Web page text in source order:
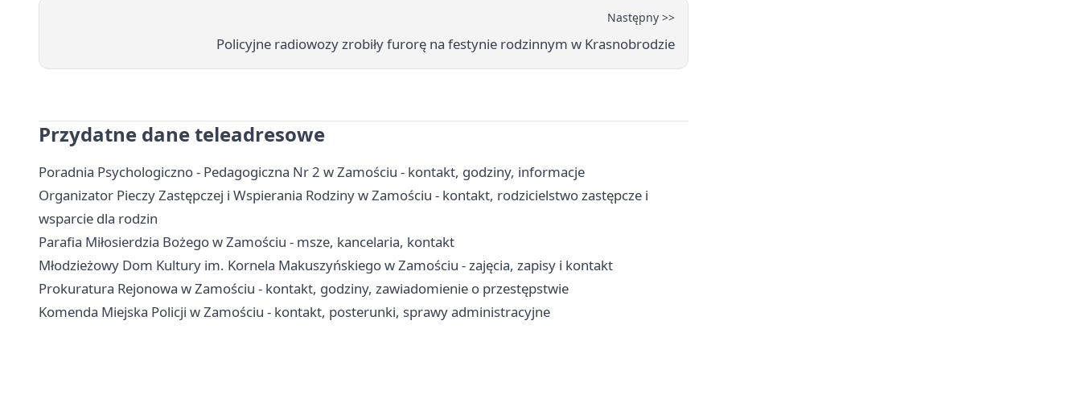
Następny >>
Policyjne radiowozy zrobiły furorę na festynie rodzinnym w Krasnobrodzie
Przydatne dane teleadresowe
Poradnia Psychologiczno - Pedagogiczna Nr 2 w Zamościu - kontakt, godziny, informacje
Organizator Pieczy Zastępczej i Wspierania Rodziny w Zamościu - kontakt, rodzicielstwo zastępcze i
wsparcie dla rodzin
Parafia Miłosierdzia Bożego w Zamościu - msze, kancelaria, kontakt
Młodzieżowy Dom Kultury im. Kornela Makuszyńskiego w Zamościu - zajęcia, zapisy i kontakt
Prokuratura Rejonowa w Zamościu - kontakt, godziny, zawiadomienie o przestępstwie
Komenda Miejska Policji w Zamościu - kontakt, posterunki, sprawy administracyjne